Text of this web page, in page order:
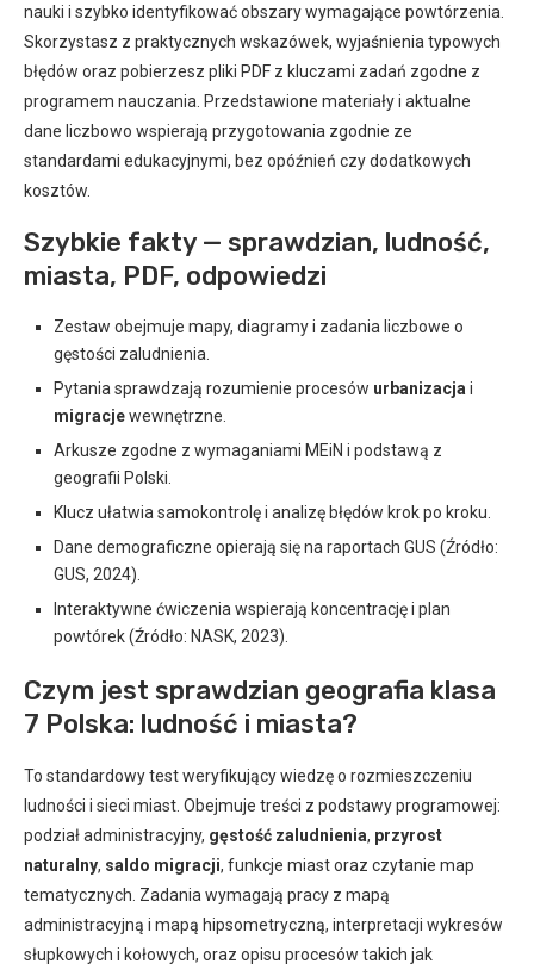
nauki i szybko identyfikować obszary wymagające powtórzenia.
Skorzystasz z praktycznych wskazówek, wyjaśnienia typowych
błędów oraz pobierzesz pliki PDF z kluczami zadań zgodne z
programem nauczania. Przedstawione materiały i aktualne
dane liczbowo wspierają przygotowania zgodnie ze
standardami edukacyjnymi, bez opóźnień czy dodatkowych
kosztów.
Szybkie fakty — sprawdzian, ludność,
miasta, PDF, odpowiedzi
Zestaw obejmuje mapy, diagramy i zadania liczbowe o
gęstości zaludnienia.
Pytania sprawdzają rozumienie procesów urbanizacja i
migracjewewnętrzne.
Arkusze zgodne z wymaganiami MEiN i podstawą z
geografii Polski.
Klucz ułatwia samokontrolę i analizę błędów krok po kroku.
Dane demograficzne opierają się na raportach GUS (Źródło:
GUS, 2024).
Interaktywne ćwiczenia wspierają koncentrację i plan
powtórek (Źródło: NASK, 2023).
Czym jest sprawdzian geografia klasa
7 Polska: ludność i miasta?
To standardowy test weryfikujący wiedzę o rozmieszczeniu
ludności i sieci miast. Obejmuje treści z podstawy programowej:
podział administracyjny, gęstość zaludnienia, przyrost
naturalny, saldo migracji, funkcje miast oraz czytanie map
tematycznych. Zadania wymagają pracy z mapą
administracyjną i mapą hipsometryczną, interpretacji wykresów
słupkowych i kołowych, oraz opisu procesów takich jak